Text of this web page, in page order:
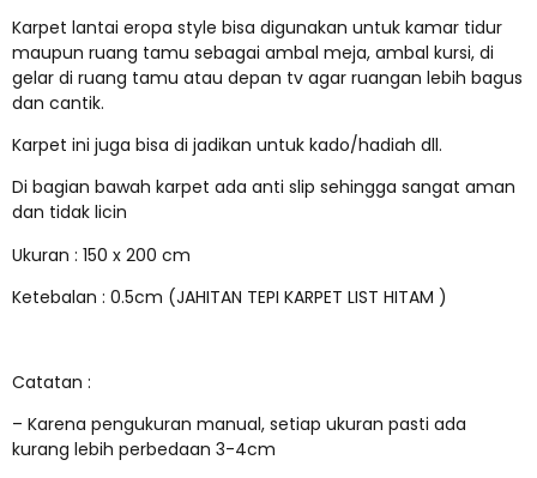
Karpet lantai eropa style bisa digunakan untuk kamar tidur
maupun ruang tamu sebagai ambal meja, ambal kursi, di
gelar di ruang tamu atau depan tv agar ruangan lebih bagus
dan cantik.
Karpet ini juga bisa di jadikan untuk kado/hadiah dll.
Di bagian bawah karpet ada anti slip sehingga sangat aman
dan tidak licin
Ukuran : 150 x 200 cm
Ketebalan : 0.5cm (JAHITAN TEPI KARPET LIST HITAM )
Catatan :
– Karena pengukuran manual, setiap ukuran pasti ada
kurang lebih perbedaan 3-4cm